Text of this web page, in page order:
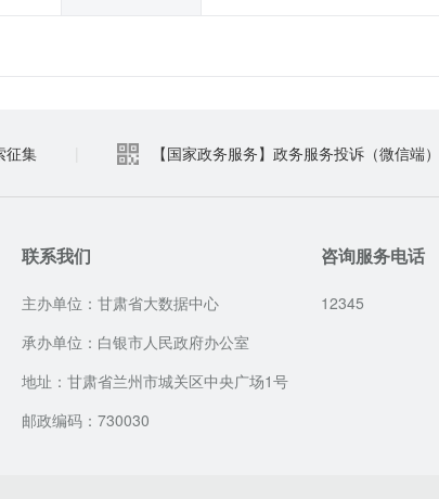
征集 【国家政务服务】政务服务投诉（微信端）
联系我们
主办单位：甘肃省大数据中心
承办单位：白银市人民政府办公室
地址：甘肃省兰州市城关区中央广场1号
邮政编码：730030
咨询服务电话
12345